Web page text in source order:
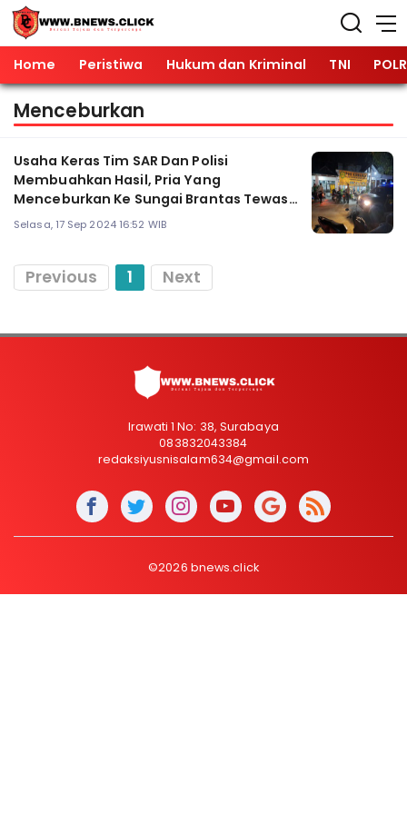
Home Peristiwa Hukum dan Kriminal TNI
Menceburkan
Usaha Keras Tim SAR Dan Polisi
Membuahkan Hasil, Pria Yang
Menceburkan Ke Sungai Brantas Tewas
Tertutup Enceng Gondok
Selasa, 17 Sep 2024 16:52 WIB
Previous 1 Next
Irawati 1 No: 38, Surabaya
083832043384
redaksiyusnisalam634@gmail.com
©2026 bnews.click